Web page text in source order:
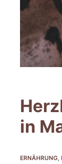
in
ERNÄHRUNG,